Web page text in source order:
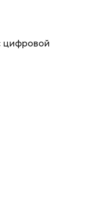
цифровой